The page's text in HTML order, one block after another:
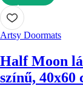
KOSÁRBA
Artsy Doormats
Half Moon
színű, 40x60